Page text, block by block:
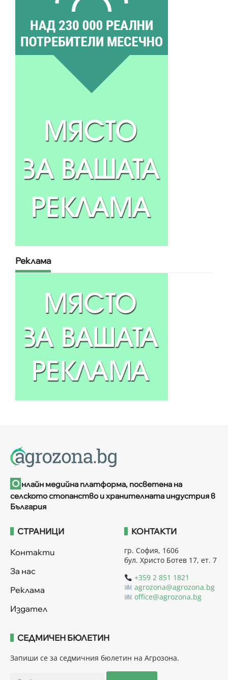
Реклама
О нлайн медийна платформа, посветена на
селското стопанство и хранителната индустрия в
България
СТРАНИЦИ
Контакти
За нас
Реклама
Издател
КОНТАКТИ
гр. София, 1606
бул. Христо Ботев 17, ет. 7
+359 2 851 1821
agrozona@agrozona.bg
office@agrozona.bg
СЕДМИЧЕН БЮЛЕТИН
Запиши се за седмичния бюлетин на Агрозона.